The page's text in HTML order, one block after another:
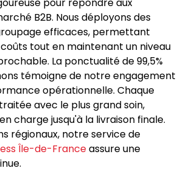
B2B. Nous déployons des
efficaces, permettant
tout en maintenant un niveau
La ponctualité de 99,5%
témoigne de notre engagement
opérationnelle. Chaque
avec le plus grand soin,
charge jusqu'à la livraison finale.
régionaux, notre service de
Île-de-Franceassure une